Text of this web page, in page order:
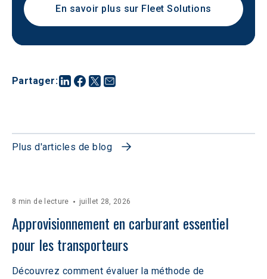
Partager:
En savoir plus sur Fleet Solutions
Plus d'articles de blog
8 min de lecture juillet 28, 2026
Approvisionnement en carburant essentiel
pour les transporteurs
Découvrez comment évaluer la méthode de